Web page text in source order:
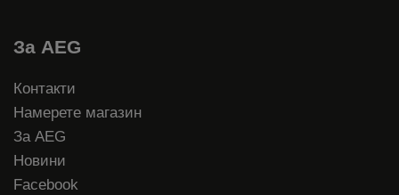
За AEG
Контакти
Намерете магазин
За AEG
Новини
Facebook